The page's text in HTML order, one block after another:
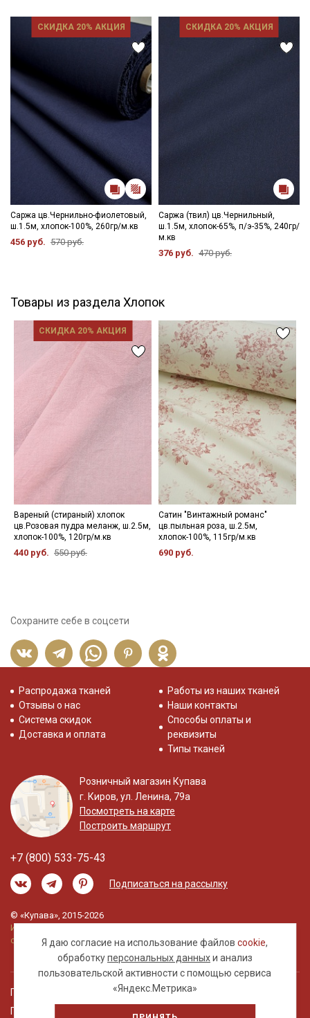
СКИДКА 20% АКЦИЯ
Саржа цв.Чернильно-фиолетовый,
ш.1.5м, хлопок-100%, 260гр/м.кв
456 руб. 570 руб.
СКИДКА 20% АКЦИЯ
Саржа (твил) цв.Чернильный,
ш.1.5м, хлопок-65%, п/э-35%, 240гр/
м.кв
376 руб. 470 руб.
Товары из раздела Хлопок
СКИДКА 20% АКЦИЯ
Вареный (стираный) хлопок
цв.Розовая пудра меланж, ш.2.5м,
хлопок-100%, 120гр/м.кв
440 руб. 550 руб.
Сатин "Винтажный романс"
цв.пыльная роза, ш.2.5м,
хлопок-100%, 115гр/м.кв
690 руб.
Сохраните себе в соцсети
Я даю согласие на использование файловcookie,
обработкуперсональных данныхи анализ
пользовательской активности с помощью сервиса
«Яндекс.Метрика»
Распродажа тканей
Отзывы о нас
Система скидок
Доставка и оплата
Работы из наших тканей
Наши контакты
Способы оплаты и
реквизиты
Типы тканей
Розничный магазин Купава
г. Киров, ул. Ленина, 79а
Посмотреть на карте
Построить маршрут
+7 (800) 533-75-43
Подписаться на рассылку
© «Купава», 2015-2026
Информация на сайте не является публичной
офертой.
Правовая информация
Политика обработки персональных данных